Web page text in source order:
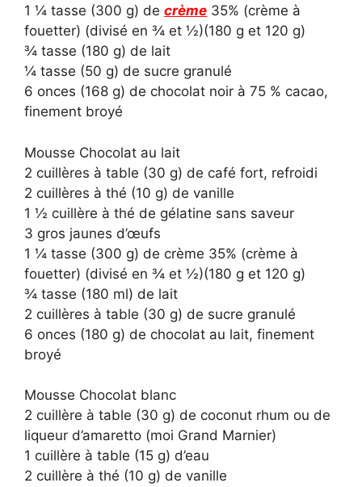
1 ¼ tasse (300 g) de crème 35% (crème à
fouetter) (divisé en ¾ et ½)(180 g et 120 g)
¾ tasse (180 g) de lait
¼ tasse (50 g) de sucre granulé
6 onces (168 g) de chocolat noir à 75 % cacao,
finement broyé
Mousse Chocolat au lait
2 cuillères à table (30 g) de café fort, refroidi
2 cuillères à thé (10 g) de vanille
1 ½ cuillère à thé de gélatine sans saveur
3 gros jaunes d’œufs
1 ¼ tasse (300 g) de crème 35% (crème à
fouetter) (divisé en ¾ et ½)(180 g et 120 g)
¾ tasse (180 ml) de lait
2 cuillères à table (30 g) de sucre granulé
6 onces (180 g) de chocolat au lait, finement
broyé
Mousse Chocolat blanc
2 cuillère à table (30 g) de coconut rhum ou de
liqueur d’amaretto (moi Grand Marnier)
1 cuillère à table (15 g) d’eau
2 cuillère à thé (10 g) de vanille